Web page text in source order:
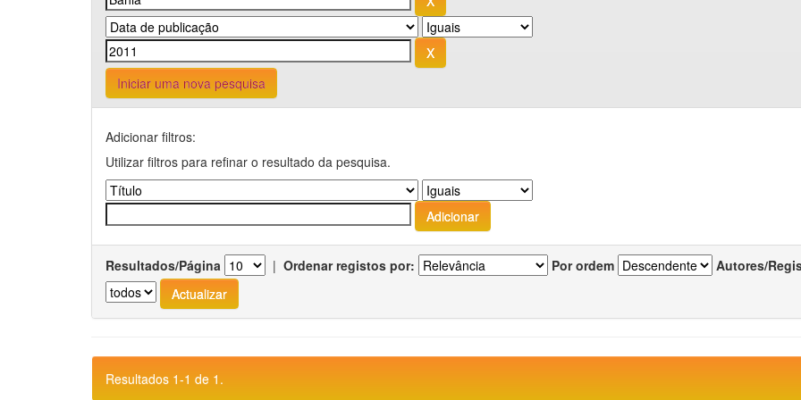
Iniciar uma nova pesquisa
Adicionar filtros:
Utilizar filtros para refinar o resultado da pesquisa.
Resultados/Página | Ordenar registos por: Por ordem Autores/
Resultados 1-1 de 1.